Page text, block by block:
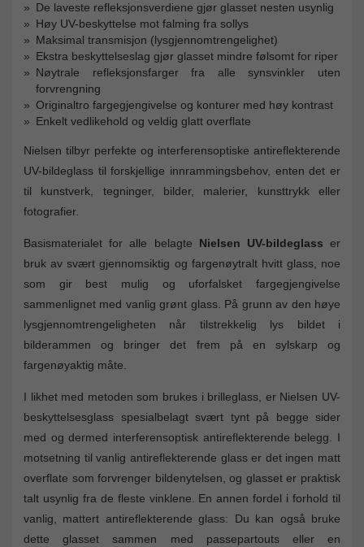
De laveste refleksjonsverdiene gjør glasset nesten usynlig
Høy UV-beskyttelse mot falming fra sollys
Maksimal transmisjon (lysgjennomtrengelighet)
Ekstra beskyttelseslag gjør glasset mindre følsomt for riper
Nøytrale refleksjonsfarger fra alle synsvinkler uten
forvrengning
Originaltro fargegjengivelse og konturer med høy kontrast
Enkelt vedlikehold og veldig glatt overflate
Nielsen tilbyr perfekte og interferensoptiske antireflekterende
UV-bildeglass til forskjellige innrammingsbehov, enten det er
til kunstverk, tegninger, bilder, malerier, kunsttrykk eller
fotografier.
Basismaterialet for alle belagte Nielsen UV-bildeglass er
bruk av svært gjennomsiktig og fargenøytralt hvitt glass, noe
som gir best mulig og uforfalsket fargegjengivelse
sammenlignet med vanlig grønt glass. På grunn av den høye
lysgjennomtrengeligheten når tilstrekkelig lys bildet i
bilderammen og bringer det frem på en sylskarp og
fargenøyaktig måte.
I likhet med metoden som brukes i brilleglass, er Nielsen UV-
beskyttelsesglass spesialbelagt svært tynt på begge sider
med og dermed interferensoptisk antireflekterende belegg. I
motsetning til vanlig antireflekterende glass er det ingen matt
overflate som forvrenger bildenytelsen, og glasset er praktisk
talt usynlig fra de fleste vinklene. En annen fordel i forhold til
vanlig, mattert antireflekterende glass: Du kan også bruke
dette glasset sammen med passepartouts eller en